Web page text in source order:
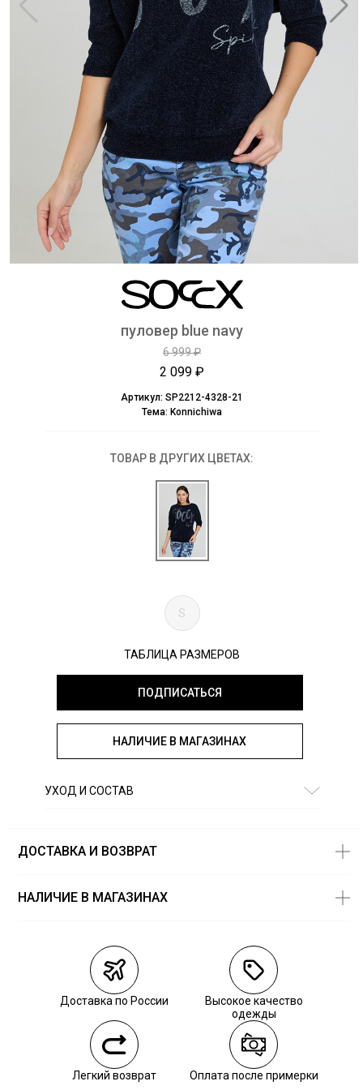
пуловер blue navy
6 999 ₽
2 099 ₽
Артикул: SP2212-4328-21
Тема: Konnichiwa
ТОВАР В ДРУГИХ ЦВЕТАХ:
S
ТАБЛИЦА РАЗМЕРОВ
ПОДПИСАТЬСЯ
НАЛИЧИЕ В МАГАЗИНАХ
УХОД И СОСТАВ
ДОСТАВКА И ВОЗВРАТ
Курьерская доставка СДЭК
Самовывоз из пункта выдачи СДЭК
Самовывоз из наших магазинов
Курьерская доставка СДЭК
Самовывоз из пункта выдачи СДЭК
НАЛИЧИЕ В МАГАЗИНАХ
Доставка по России
Высокое качество
одежды
Легкий возврат Оплата после примерки